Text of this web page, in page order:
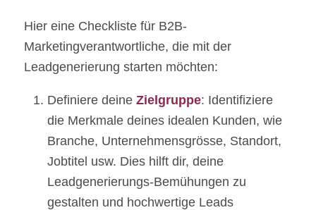
Hier eine Checkliste für B2B-
Marketingverantwortliche, die mit der
Leadgenerierung starten möchten:
Definiere deine Zielgruppe: Identifiziere
die Merkmale deines idealen Kunden, wie
Branche, Unternehmensgrösse, Standort,
Jobtitel usw. Dies hilft dir, deine
Leadgenerierungs-Bemühungen zu
gestalten und hochwertige Leads